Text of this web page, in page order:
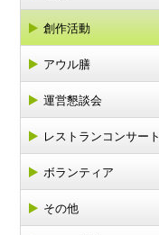
創作活動
アウル膳
運営懇談会
レストランコンサート
ボランティア
その他